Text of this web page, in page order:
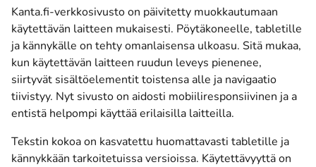
Kanta.fi-verkkosivusto on päivitetty muokkautumaan
käytettävän laitteen mukaisesti. Pöytäkoneelle, tabletille
ja kännykälle on tehty omanlaisensa ulkoasu. Sitä mukaa,
kun käytettävän laitteen ruudun leveys pienenee,
siirtyvät sisältöelementit toistensa alle ja navigaatio
tiivistyy. Nyt sivusto on aidosti mobiiliresponsiivinen ja a
entistä helpompi käyttää erilaisilla laitteilla.
Tekstin kokoa on kasvatettu huomattavasti tabletille ja
kännykkään tarkoitetuissa versioissa. Käytettävyyttä on